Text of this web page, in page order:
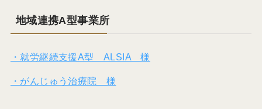
地域連携A型事業所
・就労継続支援A型 ALSIA 様
・がんじゅう治療院 様